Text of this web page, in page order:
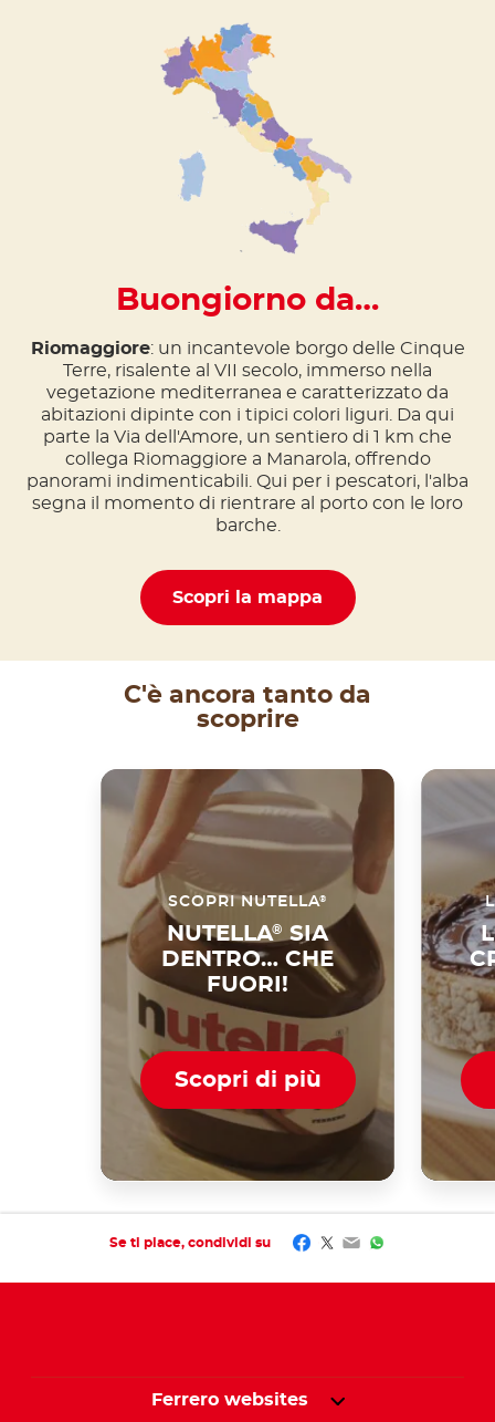
Buongiorno da…
Riomaggiore: un incantevole borgo delle Cinque
Terre, risalente al VII secolo, immerso nella
vegetazione mediterranea e caratterizzato da
abitazioni dipinte con i tipici colori liguri. Da qui
parte la Via dell'Amore, un sentiero di 1 km che
collega Riomaggiore a Manarola, offrendo
panorami indimenticabili. Qui per i pescatori, l'alba
segna il momento di rientrare al porto con le loro
barche.
Scopri la mappa
C'è ancora tanto da
scoprire
SCOPRI NUTELLA®
NUTELLA® SIA
DENTRO… CHE
FUORI!
Scopri di più
Se ti piace, condividi su Facebook
Twitter
EmailWhatsApp
Ferrero websites